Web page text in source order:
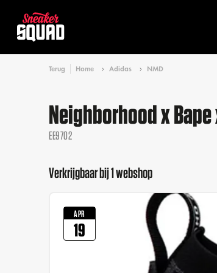
Terug Home Adidas NMD
Neighborhood x
EE9702
Verkrijgbaar bij 1 webshop
APR
19